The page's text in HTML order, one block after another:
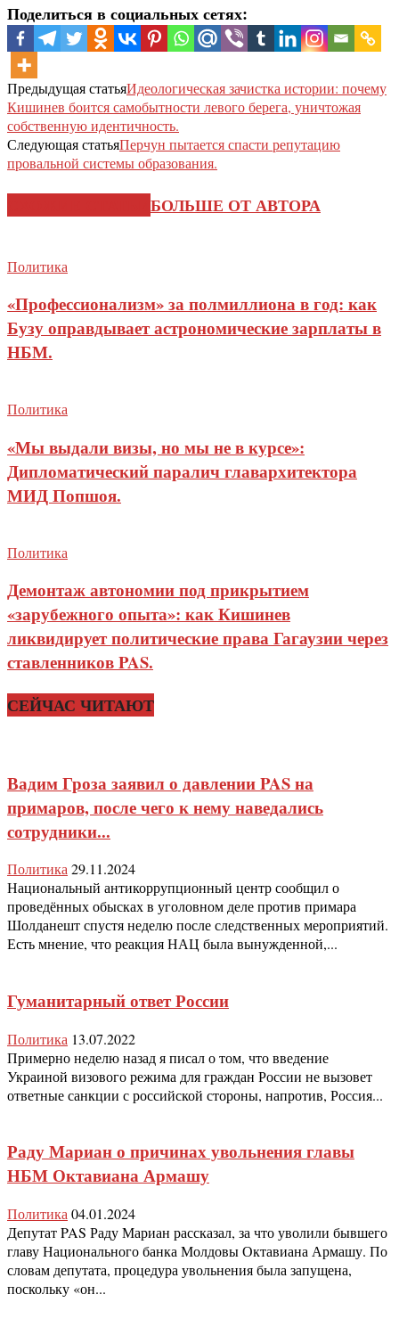
Поделиться в социальных сетях:
Предыдущая статьяИдеологическая зачистка истории: почему
Кишинев боится самобытности левого берега, уничтожая
собственную идентичность.
Следующая статьяПерчун пытается спасти репутацию
провальной системы образования.
БОЛЬШЕ ОТ АВТОРА
Политика
«Профессионализм» за полмиллиона в год: как
Бузу оправдывает астрономические зарплаты в
НБМ.
Политика
«Мы выдали визы, но мы не в курсе»:
Дипломатический паралич главархитектора
МИД Попшоя.
Политика
Демонтаж автономии под прикрытием
«зарубежного опыта»: как Кишинев
ликвидирует политические права Гагаузии через
ставленников PAS.
СЕЙЧАС ЧИТАЮТ
Вадим Гроза заявил о давлении PAS на
примаров, после чего к нему наведались
сотрудники...
Политика29.11.2024
Национальный антикоррупционный центр сообщил о
проведённых обысках в уголовном деле против примара
Шолданешт спустя неделю после следственных мероприятий.
Есть мнение, что реакция НАЦ была вынужденной,...
Гуманитарный ответ России
Политика 13.07.2022
Примерно неделю назад я писал о том, что введение
Украиной визового режима для граждан России не вызовет
ответные санкции с российской стороны, напротив, Россия...
Раду Мариан о причинах увольнения главы
НБМ Октавиана Армашу
Политика 04.01.2024
Депутат PAS Раду Мариан рассказал, за что уволили бывшего
главу Национального банка Молдовы Октавиана Армашу. По
словам депутата, процедура увольнения была запущена,
поскольку «он...